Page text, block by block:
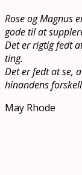
Rose og Magnus
gode til at
Det er rigtig fedt
ting.
Det er fedt at se,
hinandens
May Rhode